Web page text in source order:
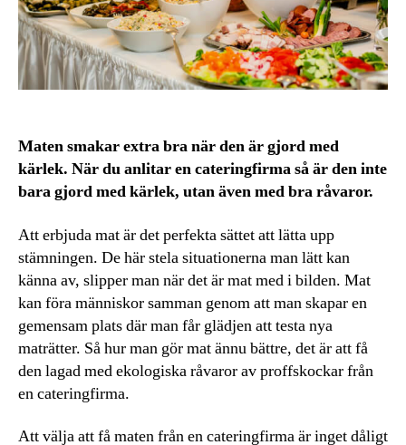
Maten smakar extra bra när den är gjord med
kärlek. När du anlitar en cateringfirma så är den inte
bara gjord med kärlek, utan även med bra råvaror.
Att erbjuda mat är det perfekta sättet att lätta upp
stämningen. De här stela situationerna man lätt kan
känna av, slipper man när det är mat med i bilden. Mat
kan föra människor samman genom att man skapar en
gemensam plats där man får glädjen att testa nya
maträtter. Så hur man gör mat ännu bättre, det är att få
den lagad med ekologiska råvaror av proffskockar från
en cateringfirma.
Att välja att få maten från en cateringfirma är inget dåligt